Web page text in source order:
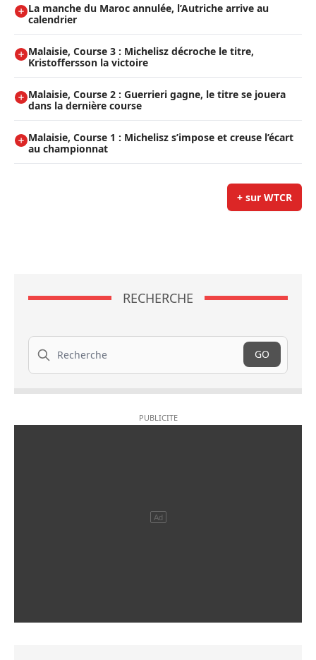
La manche du Maroc annulée, l’Autriche arrive au
calendrier
Malaisie, Course 3 : Michelisz décroche le titre,
Kristoffersson la victoire
Malaisie, Course 2 : Guerrieri gagne, le titre se jouera
dans la dernière course
Malaisie, Course 1 : Michelisz s’impose et creuse l’écart
au championnat
+ sur WTCR
RECHERCHE
Recherche
GO